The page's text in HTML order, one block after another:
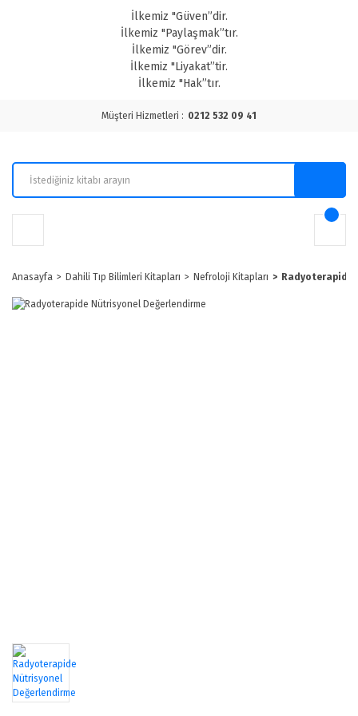
İlkemiz "Güven”dir.
İlkemiz "Paylaşmak”tır.
İlkemiz "Görev”dir.
İlkemiz "Liyakat”tir.
İlkemiz "Hak”tır.
Müşteri Hizmetleri : 0212 532 09 41
Anasayfa Dahili Tıp Bilimleri Kitapları Nefroloji Kitapları Radyoterapide